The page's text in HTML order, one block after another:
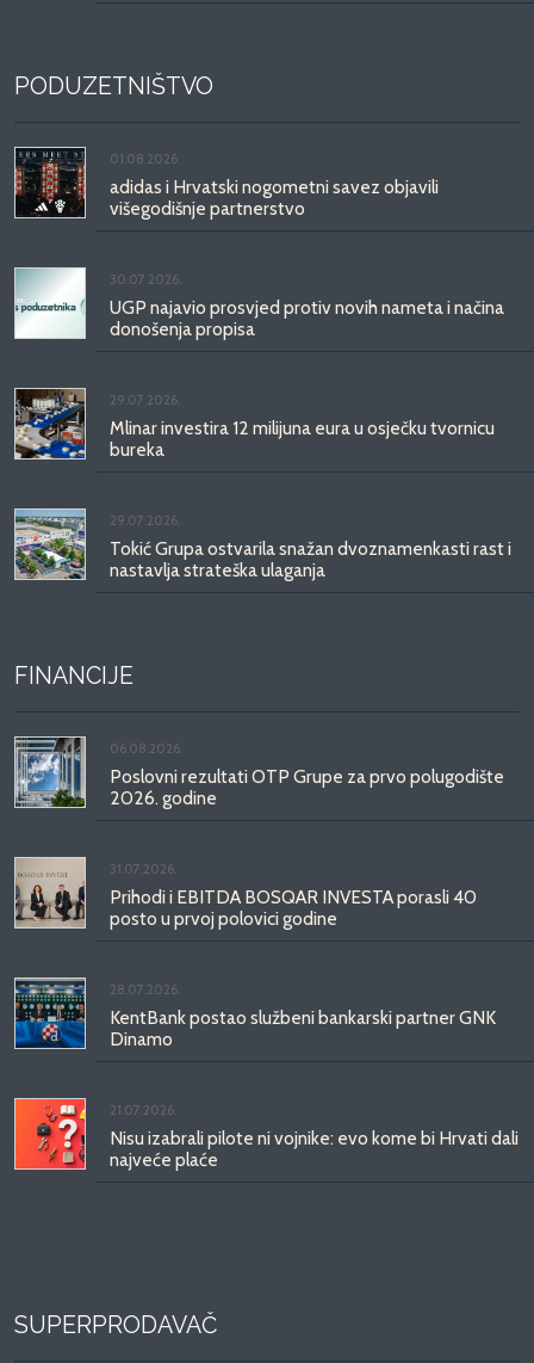
PODUZETNIŠTVO
01.08.2026.
adidas i Hrvatski nogometni savez objavili
višegodišnje partnerstvo
30.07.2026.
UGP najavio prosvjed protiv novih nameta i načina
donošenja propisa
29.07.2026.
Mlinar investira 12 milijuna eura u osječku tvornicu
bureka
29.07.2026.
Tokić Grupa ostvarila snažan dvoznamenkasti rast i
nastavlja strateška ulaganja
FINANCIJE
06.08.2026.
Poslovni rezultati OTP Grupe za prvo polugodište
2026. godine
31.07.2026.
Prihodi i EBITDA BOSQAR INVESTA porasli 40
posto u prvoj polovici godine
28.07.2026.
KentBank postao službeni bankarski partner GNK
Dinamo
21.07.2026.
Nisu izabrali pilote ni vojnike: evo kome bi Hrvati dali
najveće plaće
SUPERPRODAVAČ